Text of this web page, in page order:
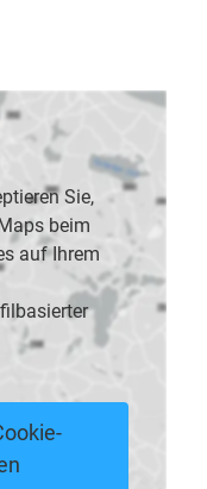
Sie,
beim
auf Ihrem